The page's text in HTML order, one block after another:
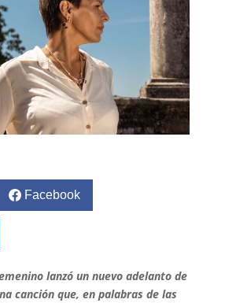
Facebook
lanzó un nuevo adelanto de
canción que, en palabras de las